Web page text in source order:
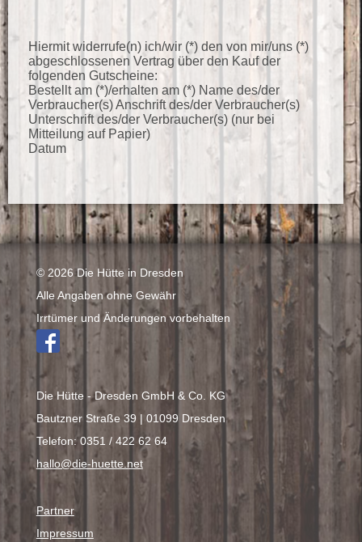
Hiermit widerrufe(n) ich/wir (*) den von mir/uns (*)
abgeschlossenen Vertrag über den Kauf der
folgenden Gutscheine:
Bestellt am (*)/erhalten am (*) Name des/der
Verbraucher(s) Anschrift des/der Verbraucher(s)
Unterschrift des/der Verbraucher(s) (nur bei
Mitteilung auf Papier)
Datum
© 2026 Die Hütte in Dresden
Alle Angaben ohne Gewähr
Irrtümer und Änderungen vorbehalten
Die Hütte - Dresden GmbH & Co. KG
Bautzner Straße 39 | 01099 Dresden
Telefon: 0351 / 422 62 64
hallo@die-huette.net
Partner
Impressum